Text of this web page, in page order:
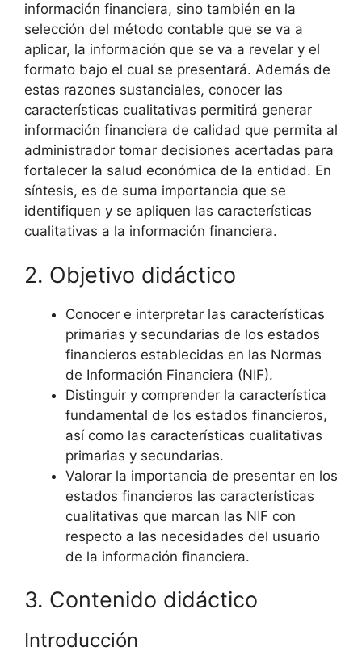
información financiera, sino también en la
selección del método contable que se va a
aplicar, la información que se va a revelar y el
formato bajo el cual se presentará. Además de
estas razones sustanciales, conocer las
características cualitativas permitirá generar
información financiera de calidad que permita al
administrador tomar decisiones acertadas para
fortalecer la salud económica de la entidad. En
síntesis, es de suma importancia que se
identifiquen y se apliquen las características
cualitativas a la información financiera.
2. Objetivo didáctico
Conocer e interpretar las características
primarias y secundarias de los estados
financieros establecidas en las Normas
de Información Financiera (NIF).
Distinguir y comprender la característica
fundamental de los estados financieros,
así como las características cualitativas
primarias y secundarias.
Valorar la importancia de presentar en los
estados financieros las características
cualitativas que marcan las NIF con
respecto a las necesidades del usuario
de la información financiera.
3. Contenido didáctico
Introducción